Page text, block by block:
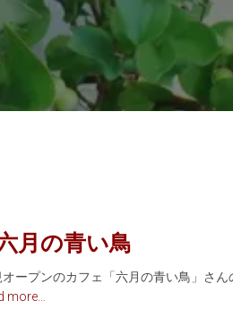
月の青い鳥
ープンのカフェ「六月の青い鳥」さ
more…